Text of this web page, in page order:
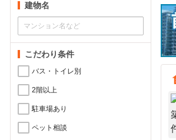
建物名
こだわり条件
バス・トイレ別
2階以上
駐車場あり
ペット相談